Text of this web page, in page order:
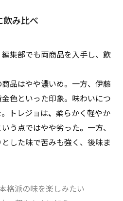
み比べ
集部でも両商品を入手し、飲
品はやや濃いめ。一方、伊藤
色といった印象。味わいにつ
トレジョは、柔らかく軽やか
う点ではやや劣った。 一方、
した味で苦みも強く、後味ま
格派の味を楽しみたい